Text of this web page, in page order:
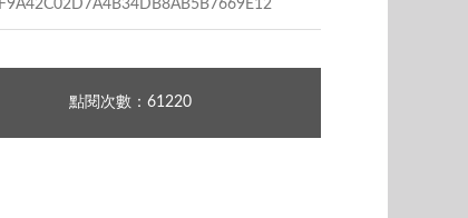
點閱次數：61220